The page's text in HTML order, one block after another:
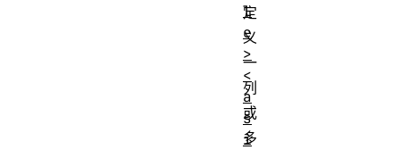
定
义
一
列
或
多
l
e
>
<
a
s
i